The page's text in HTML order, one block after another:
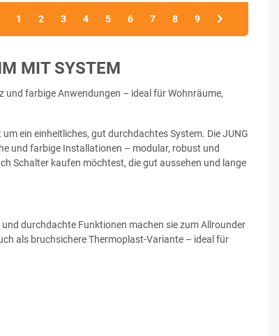
1 2 3 4 5 6 7 8 9
MIT SYSTEM
und farbige Anwendungen – ideal für Wohnräume,
ein einheitliches, gut durchdachtes System. Die JUNG
und farbige Installationen – modular, robust und
Schalter kaufen möchtest, die gut aussehen und lange
durchdachte Funktionen machen sie zum Allrounder
als bruchsichere Thermoplast-Variante – ideal für